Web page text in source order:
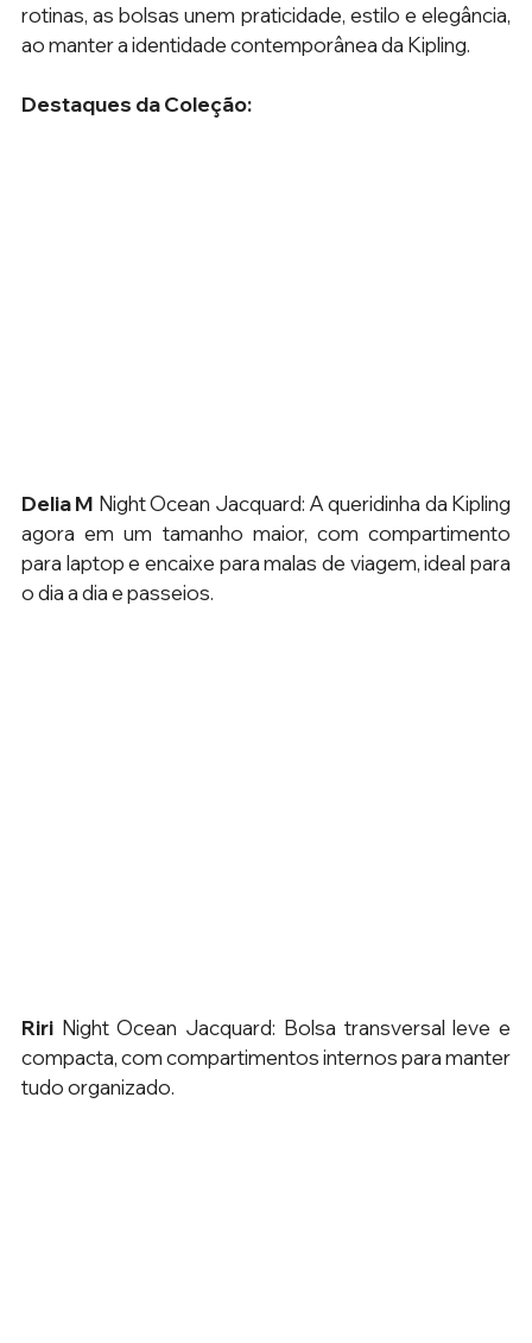
rotinas, as bolsas unem praticidade, estilo e elegância,
ao manter a identidade contemporânea da Kipling.
Destaques da Coleção:
Delia M Night Ocean Jacquard: A queridinha da Kipling
agora em um tamanho maior, com compartimento
para laptop e encaixe para malas de viagem, ideal para
o dia a dia e passeios.
Riri Night Ocean Jacquard: Bolsa transversal leve e
compacta, com compartimentos internos para manter
tudo organizado.